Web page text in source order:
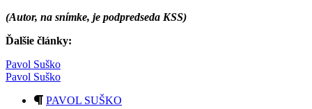
(Autor, na snímke, je podpredseda KSS)
Ďalšie články:
Pavol Suško
Pavol Suško
PAVOL SUŠKO